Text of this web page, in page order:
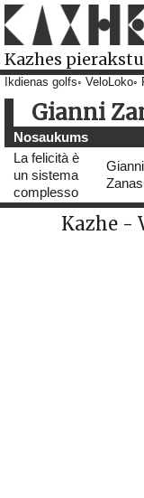
Kazhes
Ikdienas golfs VeloLoko
Gianni
Nosaukums
La felicità è
un sistema
complesso
Gianni
Kazhe -